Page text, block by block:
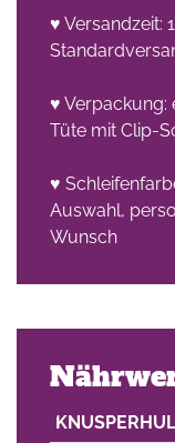
♥ Versandzeit:
♥ Verpackung:
Tüte mit Clip-
♥
Auswahl,
Wunsch